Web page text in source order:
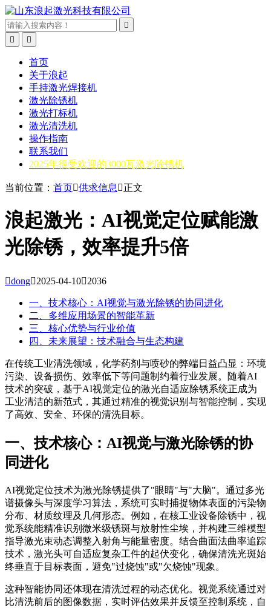



首页
关于浪起
手持激光焊接机
激光除锈机
激光打标机
激光清洗机
操作指南
联系我们
2025年很受欢迎的3000瓦激光除锈机
当前位置： 首页供求信息 正文
浪起激光：AI视觉定位赋能激
光除锈，效率提升5倍
dong2025-04-102036
一、技术核心：AI视觉与激光除锈的协同进化
二、多维应用场景的智能革新
三、核心优势与行业价值
四、未来展望：技术融合与生态构建
在传统工业清洗领域，化学药剂与喷砂的弊端日益凸显：环境
污染、设备损伤、效率低下等问题制约着行业发展。随着AI
技术的突破，基于AI视觉定位的激光自适应除锈系统正成为
工业清洁的新范式，其通过精准的视觉识别与智能控制，实现
了高效、安全、环保的清洗目标。
一、技术核心：AI视觉与激光除锈的协
同进化
AI视觉定位技术为激光除锈提供了"眼睛"与"大脑"。通过多光
谱摄像头与深度学习算法，系统可实时捕捉物体表面的污染物
分布、材质纹理及几何形态。例如，在核工业设备除锈中，视
觉系统能精准识别微米级锈斑与放射性尘埃，并构建三维模型
指导激光束动态调整入射角与能量密度。结合曲面法曲率追踪
技术，激光头可自适应复杂工件的起伏变化，确保清洗光斑始
终垂直于目标表面，避免"过烧蚀"或"欠烧蚀"现象。
这种智能协同还体现在清洗过程的动态优化。视觉系统通过对
比清洗前后的图像数据，实时评估效果并反馈至控制系统，自